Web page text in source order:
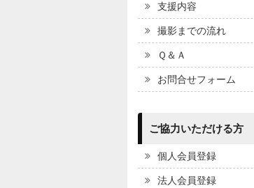
支援内容
撮影までの流れ
Ｑ＆Ａ
お問合せフォーム
ご協力いただける方
個人会員登録
法人会員登録